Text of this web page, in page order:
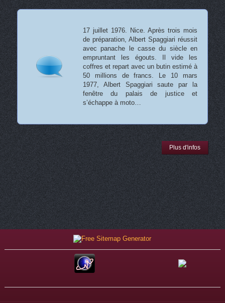
17 juillet 1976. Nice. Après trois mois
de préparation, Albert Spaggiari réussit
avec panache le casse du siècle en
empruntant les égouts. Il vide les
coffres et repart avec un butin estimé à
50 millions de francs. Le 10 mars
1977, Albert Spaggiari saute par la
fenêtre du palais de justice et
s’échappe à moto…
Plus d'infos